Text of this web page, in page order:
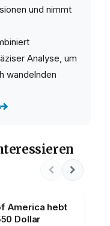
und nimmt
Analyse, um
wandelnden
America hebt
Dollar